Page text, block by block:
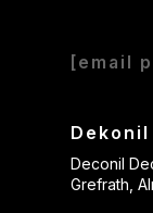
[email
Dekonil
Deconil
Grefrath,